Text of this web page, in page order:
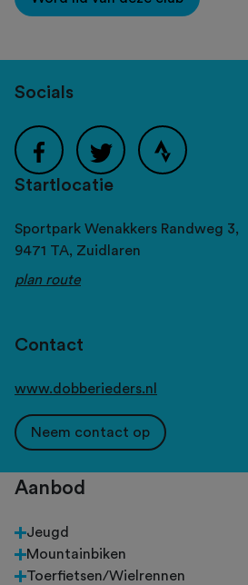
Socials
Startlocatie
Sportpark Wenakkers Randweg 3,
9471 TA, Zuidlaren
plan route
Contact
www.dobberieders.nl
Neem contact op
Aanbod
Jeugd
Mountainbiken
Toerfietsen/Wielrennen